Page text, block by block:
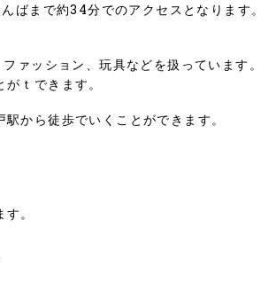
ばまで約34分でのアクセスとなります。
ァッション、玩具などを扱っています。
ｔできます。
から徒歩でいくことができます。
。